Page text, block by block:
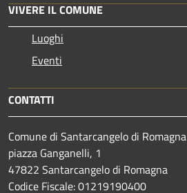
VIVERE IL COMUNE
Luoghi
Eventi
CONTATTI
Comune di Santarcangelo di Romagna
piazza Ganganelli, 1
47822 Santarcangelo di Romagna
Codice Fiscale: 01219190400